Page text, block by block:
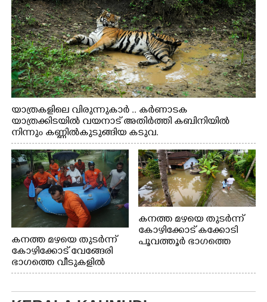
യാത്രകളിലെ വിരുന്നുകാർ .. കർണാടക
യാത്രക്കിടയിൽ വയനാട് അതിർത്തി കബിനിയിൽ
നിന്നും കണ്ണിൽകുടുങ്ങിയ കടുവ.
കനത്ത മഴയെ തുടർന്ന്
കോഴിക്കോട് വേങ്ങേരി
ഭാഗത്തെ വീടുകളിൽ
വെള്ളം
കനത്ത മഴയെ തുടർന്ന്
കോഴിക്കോട് കക്കോടി
പൂവത്തൂർ ഭാഗത്തെ